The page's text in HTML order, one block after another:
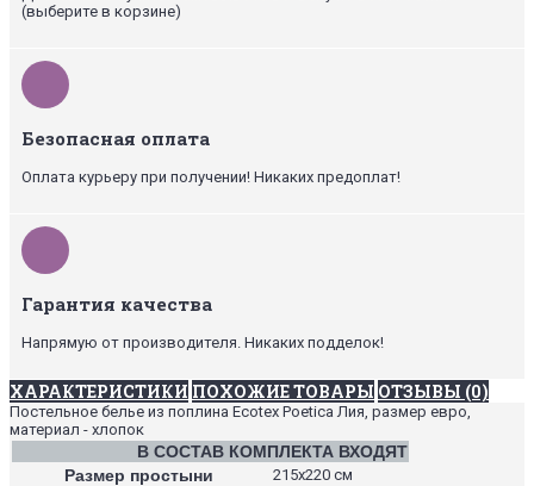
(выберите в корзине)
Безопасная оплата
Оплата курьеру при получении! Никаких предоплат!
Гарантия качества
Напрямую от производителя. Никаких подделок!
ХАРАКТЕРИСТИКИ ПОХОЖИЕ ТОВАРЫ ОТЗЫВЫ (0)
Постельное белье из поплина Ecotex Poetica Лия, размер евро,
материал - хлопок
В СОСТАВ КОМПЛЕКТА ВХОДЯТ
Размер простыни
215х220 см